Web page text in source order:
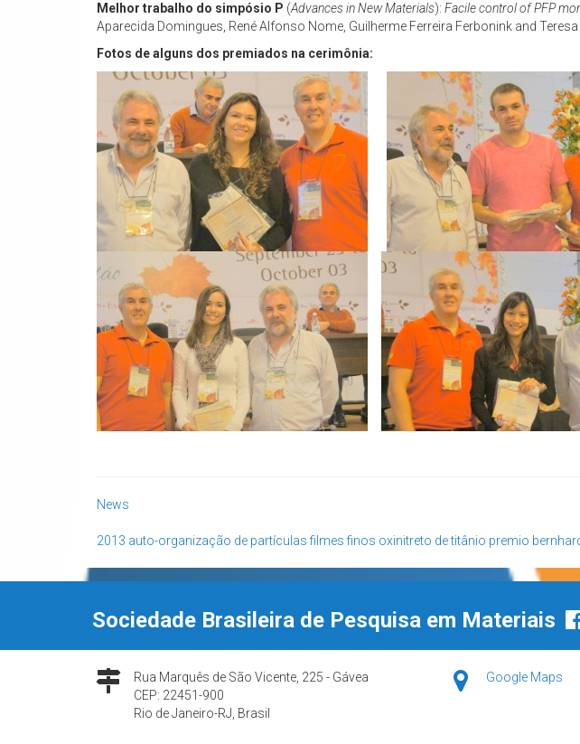
Melhor trabalho do simpósio P (Advances in New Materials): Facile control of PFP
Aparecida Domingues, René Alfonso Nome, Guilherme Ferreira Ferbonink and
Fotos de alguns dos premiados na cerimônia:
News
2013 auto-organização de partículas filmes finos oxinitreto de titânio premio
Sociedade Brasileira de Pesquisa em Materiais
Rua Marquês de São Vicente, 225 - Gávea
CEP: 22451-900
Rio de Janeiro-RJ, Brasil
Google Maps